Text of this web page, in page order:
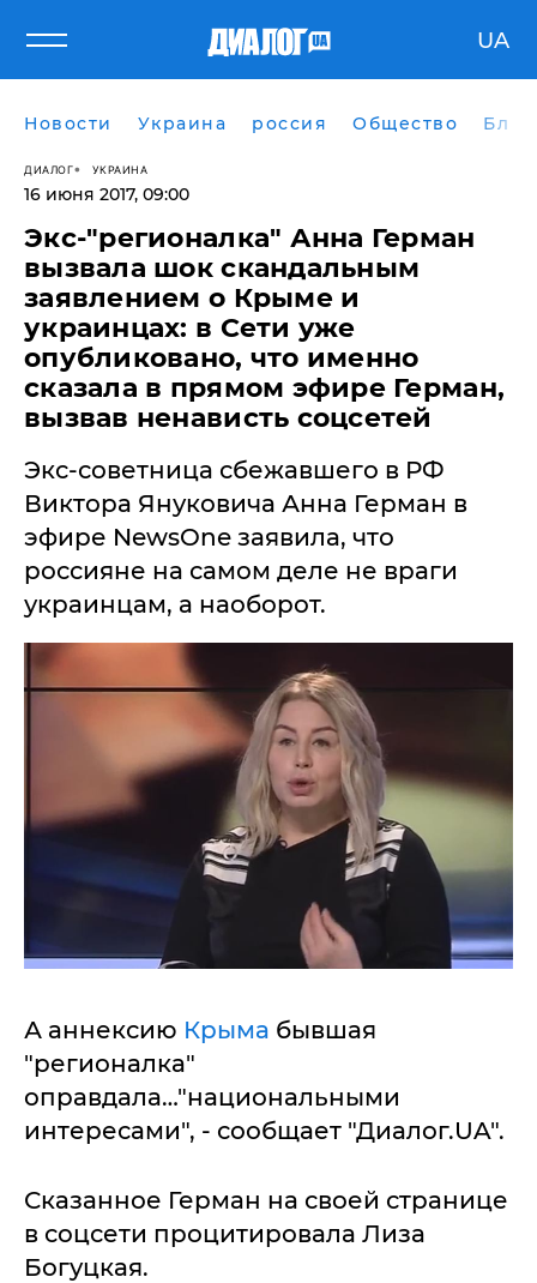
UA
Новости Украина россия Общество
ДИАЛОГ УКРАИНА
16 июня 2017, 09:00
Экс-"регионалка" Анна Герман
вызвала шок скандальным
заявлением о Крыме и
украинцах: в Сети уже
опубликовано, что именно
сказала в прямом эфире Герман,
вызвав ненависть соцсетей
Экс-советница сбежавшего в РФ
Виктора Януковича Анна Герман в
эфире NewsOne заявила, что
россияне на самом деле не враги
украинцам, а наоборот.
А аннексию Крыма бывшая
"регионалка"
оправдала…"национальными
интересами", - сообщает "Диалог.UA".
Сказанное Герман на своей странице
в соцсети процитировала Лиза
Богуцкая.